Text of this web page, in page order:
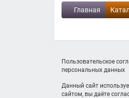
Главная
Пользовательское
персональных данных
Данный сайт
сайтом, вы даёте